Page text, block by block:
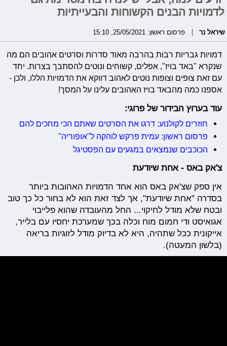
לדמויות הבנים הקשוחות והבעייתיות
שיראל נר פרסום ראשון: 25/05/2021, 15:10
דמויות גבריות רבות בהרבה מאוד סדרות וסרטים אהובים הם מה
שנקרא "באד בויז", אפלים, קשוחים ונוטים להסתבך בצרות. יחד
עם זאת צופים וצופות נוטים לאהוב דווקא את הדמויות הללו, ולכן -
אספנו כמה מהבאד בויז האהובים עלינו על המסך!
עוד בערוץ הבידור של פרוגי:
חוזרים לקולנוע: דרגו את הסרטים שאתם הכי מחכים להם
פרסום ראשון: עמית פרקש לוהקה ל"אופוריה"
הכוכבים שנמצאים במגעים עם הפסטיגל
צ'אק באס - אחת שיודעת
אין ספק שצ'אק באס הוא אחד הדמויות האהובות ביותר
בסדרה "אחת שיודעת", אך לצד זאת הוא לא בחור כל כך טוב
ובטח שלא מודל לחיקוי... החל מהעובדה שהוא פלייבוי
אגואיסט ודי חמום מוח וכלה בכך שמערכת יחסיו עם בלייר,
אייקונית ככל שתהיה, היא לא בדיוק מודל לזוגיות בריאה
(בלשון המעטה).